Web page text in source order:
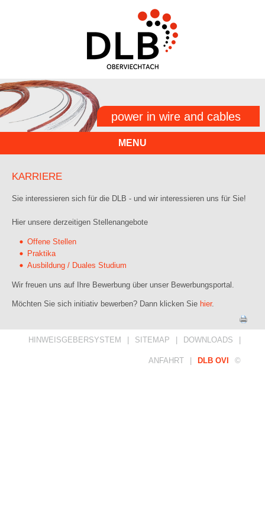
power in wire and cables
MENU
KARRIERE
Sie interessieren sich für die DLB - und wir interessieren uns für Sie!
Hier unsere derzeitigen Stellenangebote
Offene Stellen
Praktika
Ausbildung / Duales Studium
Wir freuen uns auf Ihre Bewerbung über unser Bewerbungsportal.
Möchten Sie sich initiativ bewerben? Dann klicken Sie hier.
HINWEISGEBERSYSTEM SITEMAP DOWNLOADS
ANFAHRT DLB OVI ©